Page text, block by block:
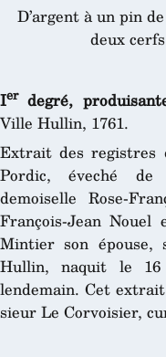
D’argent à un pin
deux
Ierdegré,
Ville Hullin, 1761.
Extrait des registres
Pordic, éveché
demoiselle Rose-
François-Jean Nouel
Mintier son épouse,
Hullin, naquit le
lendemain. Cet
sieur Le Corvoisier,